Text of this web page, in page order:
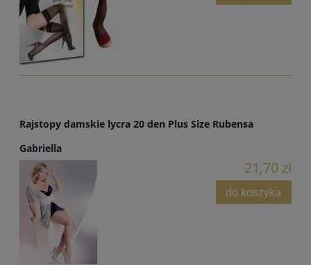
Rajstopy damskie lycra 20 den Plus Size Rubensa
Gabriella
21,70 zł
do koszyka